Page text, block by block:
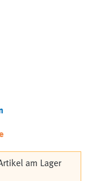
am Lager